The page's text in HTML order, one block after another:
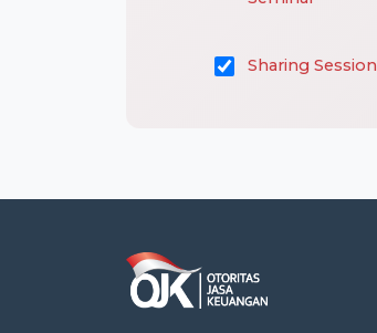
Sharing Session
FGD Nasional